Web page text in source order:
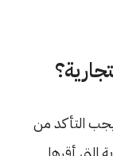
التأكد من